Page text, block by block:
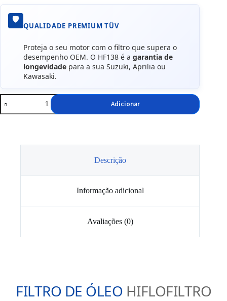
🛡️
QUALIDADE PREMIUM TÜV
Proteja o seu motor com o filtro que supera o
desempenho OEM. O HF138 é a garantia de
longevidade para a sua Suzuki, Aprilia ou
Kawasaki.
Quantidade
de
Filtro
Adicionar
Descrição
Informação adicional
Avaliações (0)
FILTRO DE ÓLEO HIFLOFILTRO